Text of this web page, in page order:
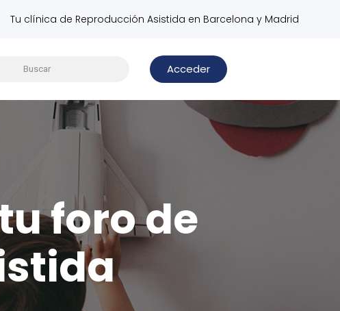
Tu clínica de Reproducción Asistida en Barcelona y Madrid
Acceder
foro de